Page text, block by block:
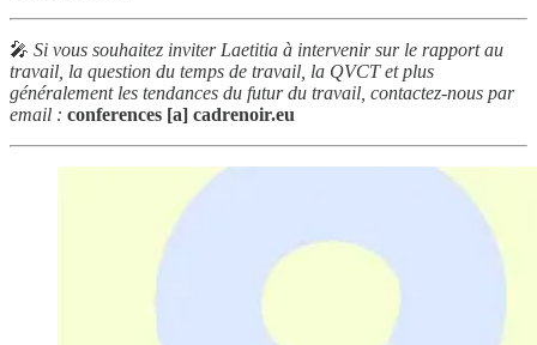
🎤 Si vous souhaitez inviter Laetitia à intervenir sur le rapport au
travail, la question du temps de travail, la QVCT et plus
généralement les tendances du futur du travail, contactez-nous par
email : conferences [a] cadrenoir.eu